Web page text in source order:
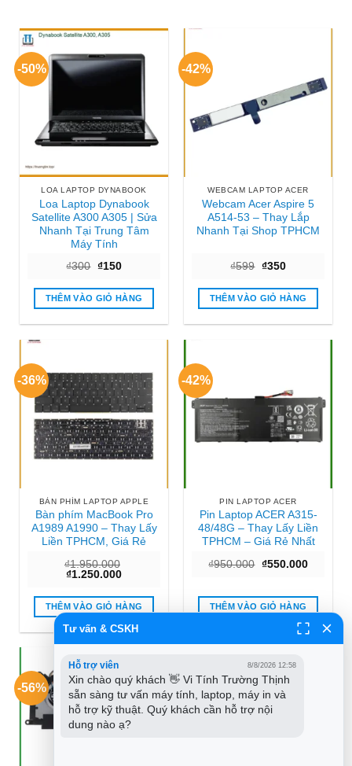
-50%
LOA LAPTOP DYNABOOK
Loa Laptop Dynabook
Satellite A300 A305 | Sửa
Nhanh Tại Trung Tâm
Máy Tính
₫300 Giá
là:
₫300.
₫150Giá
tại
là:
₫150.
THÊM VÀO GIỎ HÀNG
-42%
WEBCAM LAPTOP ACER
Webcam Acer Aspire 5
A514-53 – Thay Lắp
Nhanh Tại Shop TPHCM
₫599 Giá
là:
₫599.
₫350Giá
tại
là:
₫350.
THÊM VÀO GIỎ HÀNG
-36%
BÀN PHÍM LAPTOP APPLE
Bàn phím MacBook Pro
A1989 A1990 – Thay Lấy
Liền TPHCM, Giá Rẻ
₫1.950.000
Giá
là:
₫1.950.000.
₫1.250.000Giá
tại
là:
₫1.250.000.
THÊM VÀO GIỎ HÀNG
-42%
PIN LAPTOP ACER
Pin Laptop ACER A315-
48/48G – Thay Lấy Liền
TPHCM – Giá Rẻ Nhất
₫950.000 Giá
₫950.000.
₫550.000Giá
là:
THÊM VÀO GIỎ HÀNG
-56%
Tư vấn & CSKH
Hỗ trợ viên 8/8/2026 12:58
Xin chào quý khách 👋 Vi Tính Trường Thịnh
sẵn sàng tư vấn máy tính, laptop, máy in và
hỗ trợ kỹ thuật. Quý khách cần hỗ trợ nội
dung nào ạ?